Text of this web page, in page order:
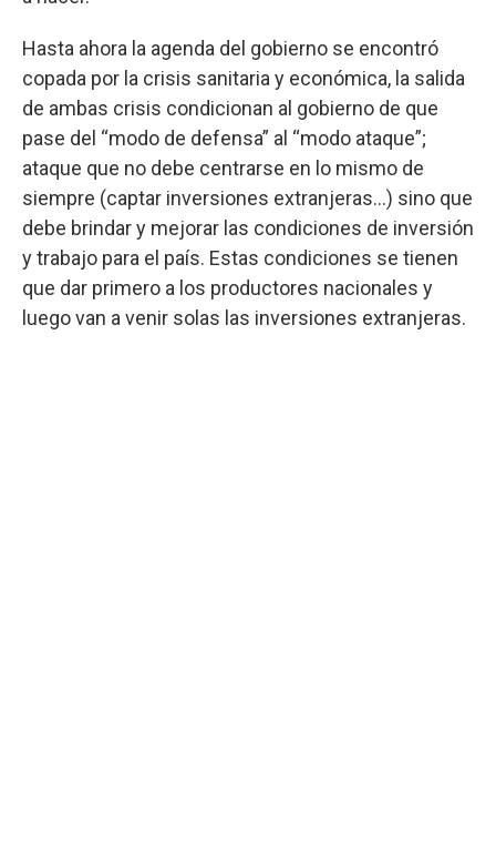
Hasta ahora la agenda del gobierno se encontró
copada por la crisis sanitaria y económica, la salida
de ambas crisis condicionan al gobierno de que
pase del “modo de defensa” al “modo ataque”;
ataque que no debe centrarse en lo mismo de
siempre (captar inversiones extranjeras…) sino que
debe brindar y mejorar las condiciones de inversión
y trabajo para el país. Estas condiciones se tienen
que dar primero a los productores nacionales y
luego van a venir solas las inversiones extranjeras.